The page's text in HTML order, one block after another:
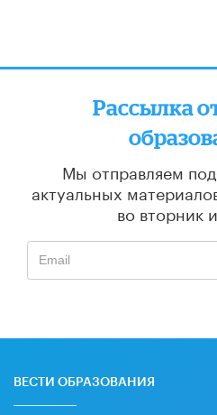
Рассылка
Мы отправляем
актуальных
во вторник
ВЕСТИ ОБРАЗОВАНИЯ